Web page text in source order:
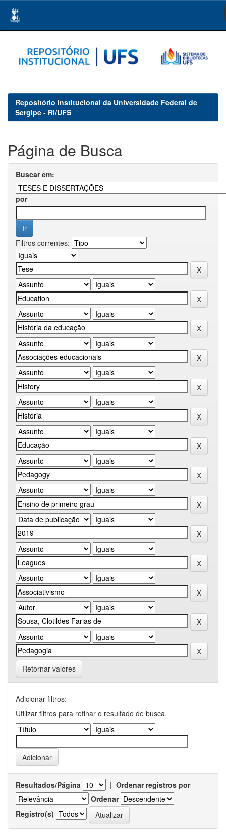
navigation
Repositório Institucional da Universidade Federal de
Sergipe - RI/UFS
Página de Busca
Buscar em:
por
Filtros correntes:
Retornar valores
Adicionar filtros:
Utilizar filtros para refinar o resultado de busca.
Resultados/Página | Ordenar registros por
Ordenar
Registro(s)